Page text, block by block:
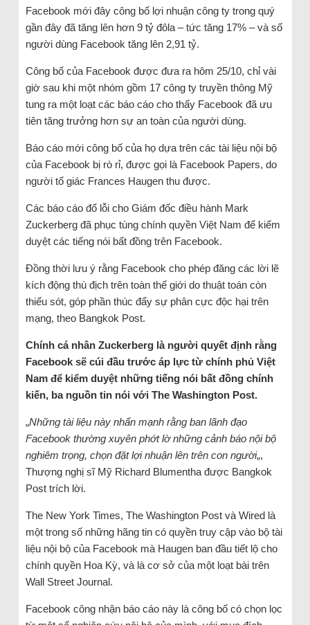
Facebook mới đây công bố lợi nhuận công ty trong quý
gần đây đã tăng lên hơn 9 tỷ đôla – tức tăng 17% – và số
người dùng Facebook tăng lên 2,91 tỷ.
Công bố của Facebook được đưa ra hôm 25/10, chỉ vài
giờ sau khi một nhóm gồm 17 công ty truyền thông Mỹ
tung ra một loạt các báo cáo cho thấy Facebook đã ưu
tiên tăng trưởng hơn sự an toàn của người dùng.
Báo cáo mới công bố của họ dựa trên các tài liệu nội bộ
của Facebook bị rò rỉ, được gọi là Facebook Papers, do
người tố giác Frances Haugen thu được.
Các báo cáo đổ lỗi cho Giám đốc điều hành Mark
Zuckerberg đã phục tùng chính quyền Việt Nam để kiểm
duyệt các tiếng nói bất đồng trên Facebook.
Đồng thời lưu ý rằng Facebook cho phép đăng các lời lẽ
kích động thù địch trên toàn thế giới do thuật toán còn
thiếu sót, góp phần thúc đẩy sự phân cực độc hại trên
mạng, theo Bangkok Post.
Chính cá nhân Zuckerberg là người quyết định rằng
Facebook sẽ cúi đầu trước áp lực từ chính phủ Việt
Nam để kiểm duyệt những tiếng nói bất đồng chính
kiến, ba nguồn tin nói với The Washington Post.
„Những tài liệu này nhấn mạnh rằng ban lãnh đạo
Facebook thường xuyên phớt lờ những cảnh báo nội bộ
nghiêm trọng, chọn đặt lợi nhuận lên trên con người„,
Thượng nghị sĩ Mỹ Richard Blumentha được Bangkok
Post trích lời.
The New York Times, The Washington Post và Wired là
một trong số những hãng tin có quyền truy cập vào bộ tài
liệu nội bộ của Facebook mà Haugen ban đầu tiết lộ cho
chính quyền Hoa Kỳ, và là cơ sở của một loạt bài trên
Wall Street Journal.
Facebook công nhận báo cáo này là công bố có chọn lọc